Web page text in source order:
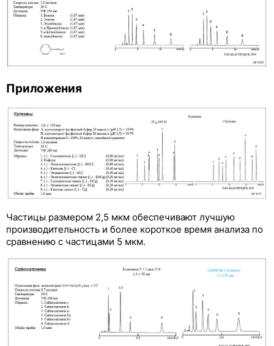
Приложения
Частицы размером 2,5 мкм обеспечивают лучшую
производительность и более короткое время анализа по
сравнению с частицами 5 мкм.